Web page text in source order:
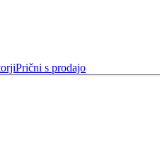
Prični s prodajo